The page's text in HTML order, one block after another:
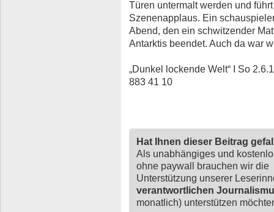
Türen untermalt werden und
Szenenapplaus. Ein
Abend, den ein schwitzender
Antarktis beendet. Auch da war
„Dunkel lockende Welt“ I So
883 41 10
Hat Ihnen dieser Beitrag
Als unabhängiges und
ohne paywall brauchen wir die
Unterstützung unserer
verantwortlichen
monatlich) unterstützen